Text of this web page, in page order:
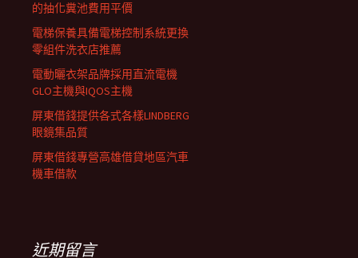
的抽化糞池費用平價
電梯保養具備電梯控制系統更換
零組件洗衣店推薦
電動曬衣架品牌採用直流電機
GLO主機與IQOS主機
屏東借錢提供各式各樣LINDBERG
眼鏡集品質
屏東借錢專營高雄借貸地區汽車
機車借款
近期留言